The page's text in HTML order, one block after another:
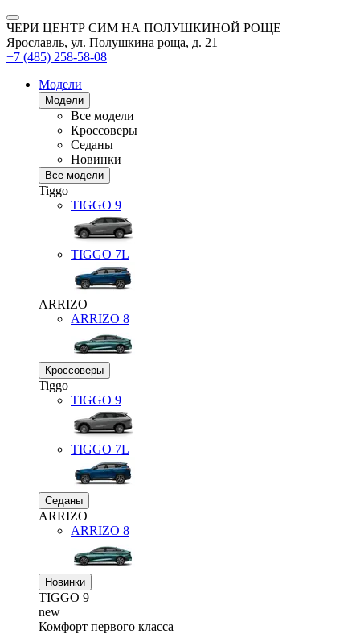
ЧЕРИ ЦЕНТР СИМ НА ПОЛУШКИНОЙ РОЩЕ
Ярославль, ул. Полушкина роща, д. 21
+7 (485) 258-58-08
Модели
Модели
Все модели
Кроссоверы
Седаны
Новинки
Все модели
Tiggo
TIGGO 9
TIGGO 7L
ARRIZO
ARRIZO 8
Кроссоверы
Tiggo
TIGGO 9
TIGGO 7L
Седаны
ARRIZO
ARRIZO 8
Новинки
TIGGO 9
new
Комфорт первого класса